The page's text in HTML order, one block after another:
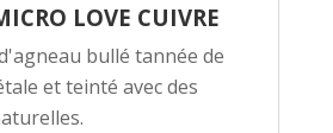
LOVE CUIVRE
bullé tannée de
et teinté avec des